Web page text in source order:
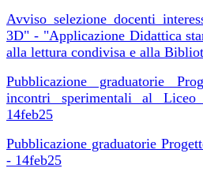
Avviso selezione docenti
3D" - "Applicazione Didattica
alla lettura condivisa e alla
Pubblicazione graduatorie
incontri sperimentali al
14feb25
Pubblicazione graduatorie
- 14feb25